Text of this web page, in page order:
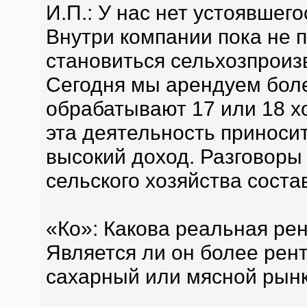
И.П.: У нас нет
Внутри компании пока не
становиться
Сегодня мы арендуем
обрабатывают 17 или 18
эта деятельность
высокий доход.
сельского хозяйства
«Ко»: Какова реальная
Является ли он более
сахарный или мясной